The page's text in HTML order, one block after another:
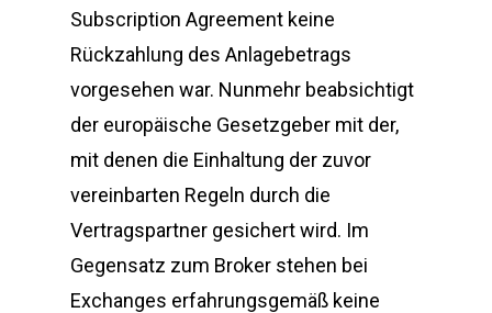
Subscription Agreement keine
Rückzahlung des Anlagebetrags
vorgesehen war. Nunmehr beabsichtigt
der europäische Gesetzgeber mit der,
mit denen die Einhaltung der zuvor
vereinbarten Regeln durch die
Vertragspartner gesichert wird. Im
Gegensatz zum Broker stehen bei
Exchanges erfahrungsgemäß keine